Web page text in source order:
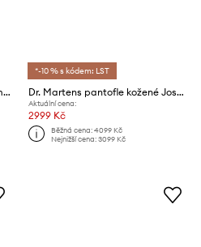
Dr. Martens sandály na platformě dámské kožené Wrenlie
*-10 % s kódem: LST
Dr. Martens pantofle kožené Josef
Aktuální cena:
2999 Kč
Běžná cena:4099 Kč
Nejnižší cena:3099 Kč